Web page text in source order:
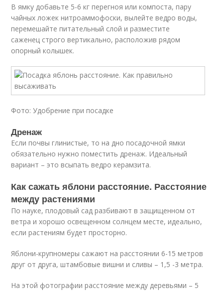
В ямку добавьте 5-6 кг перегноя или компоста, пару
чайных ложек нитроаммофоски, вылейте ведро воды,
перемешайте питательный слой и разместите
саженец строго вертикально, расположив рядом
опорный колышек.
Фото: Удобрение при посадке
Дренаж
Если почвы глинистые, то на дно посадочной ямки
обязательно нужно поместить дренаж. Идеальный
вариант – это всыпать ведро керамзита.
Как сажать яблони расстояние. Расстояние
между растениями
По науке, плодовый сад разбивают в защищенном от
ветра и хорошо освещенном солнцем месте, идеально,
если растениям будет просторно.
Яблони-крупномеры сажают на расстоянии 6-15 метров
друг от друга, штамбовые вишни и сливы – 1,5 -3 метра.
На этой фотографии расстояние между деревьями – 5